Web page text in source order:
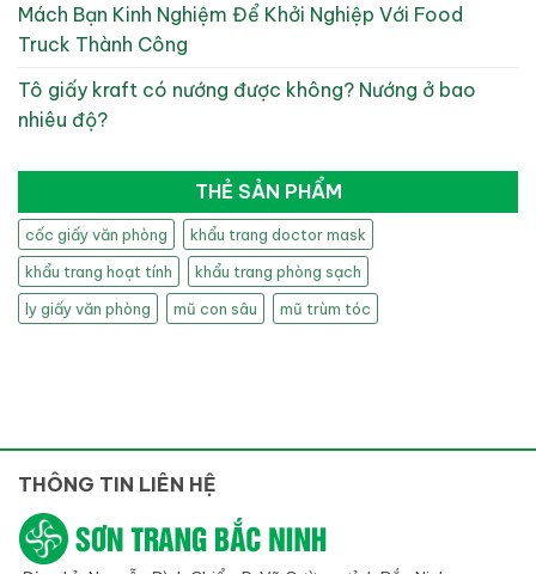
Mách Bạn Kinh Nghiệm Để Khởi Nghiệp Với Food
Truck Thành Công
Tô giấy kraft có nướng được không? Nướng ở bao
nhiêu độ?
THẺ SẢN PHẨM
cốc giấy văn phòng
khẩu trang doctor mask
khẩu trang hoạt tính
khẩu trang phòng sạch
ly giấy văn phòng
mũ con sâu mũ trùm tóc
THÔNG TIN LIÊN HỆ